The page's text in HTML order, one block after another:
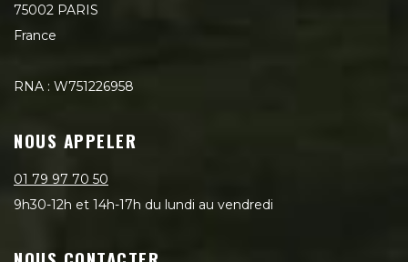
75002 PARIS
France
RNA : W751226958
NOUS APPELER
01 79 97 70 50
9h30-12h et 14h-17h du lundi au vendredi